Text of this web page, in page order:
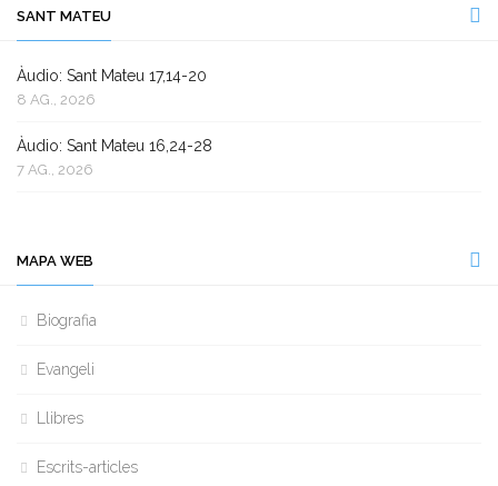
SANT MATEU
Àudio: Sant Mateu 17,14-20
8 AG., 2026
Àudio: Sant Mateu 16,24-28
7 AG., 2026
MAPA WEB
Biografia
Evangeli
Llibres
Escrits-articles